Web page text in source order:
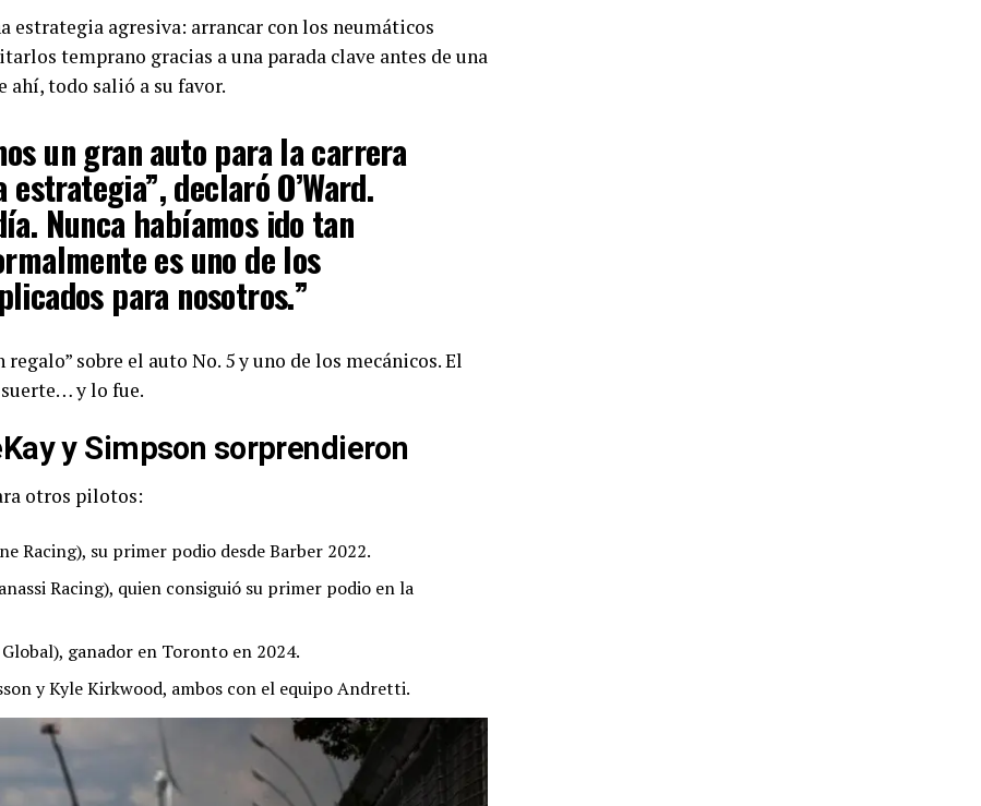
estrategia agresiva: arrancar con los neumáticos
temprano gracias a una parada clave antes de una
ahí, todo salió a su favor.
un gran auto para la carrera
declaró O’Ward.
Nunca habíamos ido tan
es uno de los
para nosotros.”
sobre el auto No. 5 y uno de los mecánicos. El
y lo fue.
y Simpson sorprendieron
otros pilotos:
Racing), su primer podio desde Barber 2022.
Racing), quien consiguió su primer podio en la
ganador en Toronto en 2024.
y Kyle Kirkwood, ambos con el equipo Andretti.